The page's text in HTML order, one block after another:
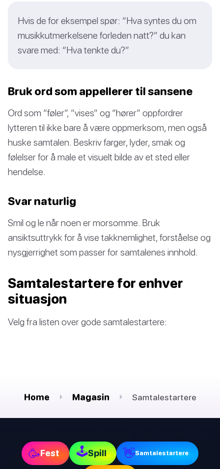
Hvis de for eksempel spør: “Hva syntes du om
musikkutmerkelsene forleden natt?” du kan
svare med: “Hva tenkte du?”
Bruk ord som appellerer til sansene
Ord som “føler”, “vises” og “hører” oppfordrer
lytteren til ikke bare å være oppmerksom, men også
huske samtalen. Beskriv farger, lyder, smak og
følelser for å male et visuelt bilde av et sted eller
hendelse.
Svar naturlig
Smil og le når noen er morsomme. Bruk
ansiktsuttrykk for å vise takknemlighet, forståelse og
nysgjerrighet som passer for samtalenes innhold.
Samtalestartere for enhver
situasjon
Velg fra listen over gode samtalestartere:
Home Magasin Samtalestartere
🥳Fest 🕹Spill 👋Samtalestartere